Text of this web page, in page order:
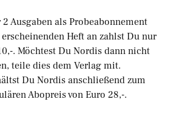
2 Ausgaben als Probeabonnement
Heft an zahlst Du nur
. Möchtest Du Nordis dann nicht
teile dies dem Verlag mit.
Du Nordis anschließend zum
Abopreis von Euro 28,-.